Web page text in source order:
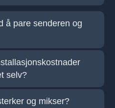
å pare senderen og
selv?
og mikser?